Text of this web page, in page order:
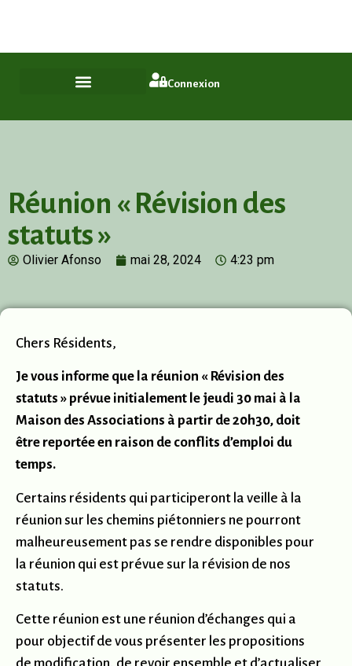
Connexion
Réunion « Révision des
statuts »
Olivier Afonso mai 28, 2024 4:23 pm
Chers Résidents,
Je vous informe que la réunion « Révision des
statuts » prévue initialement le jeudi 30 mai à la
Maison des Associations à partir de 20h30, doit
être reportée en raison de conflits d’emploi du
temps.
Certains résidents qui participeront la veille à la
réunion sur les chemins piétonniers ne pourront
malheureusement pas se rendre disponibles pour
la réunion qui est prévue sur la révision de nos
statuts.
Cette réunion est une réunion d’échanges qui a
pour objectif de vous présenter les propositions